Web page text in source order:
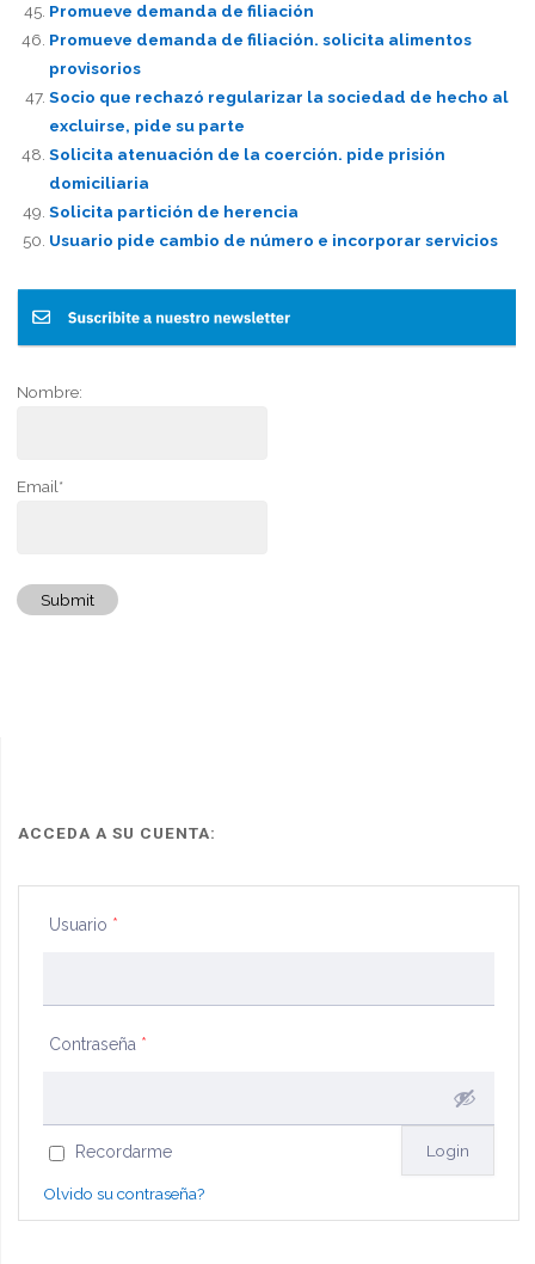
Promueve demanda de filiación
Promueve demanda de filiación. solicita alimentos
provisorios
Socio que rechazó regularizar la sociedad de hecho al
excluirse, pide su parte
Solicita atenuación de la coerción. pide prisión
domiciliaria
Solicita partición de herencia
Usuario pide cambio de número e incorporar servicios
Nombre:
Email*
Submit
ACCEDA A SU CUENTA:
Usuario *
Contraseña *
Recordarme
Olvido su contraseña?